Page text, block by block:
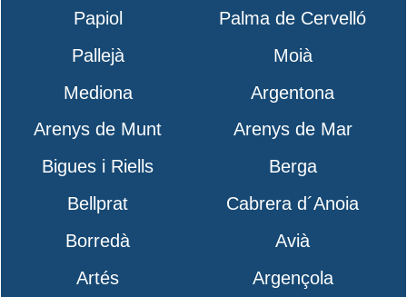
Papiol
Palma de Cervelló
Pallejà
Moià
Mediona
Argentona
Arenys de Munt
Arenys de Mar
Bigues i Riells
Berga
Bellprat
Cabrera d´Anoia
Borredà
Avià
Artés
Argençola